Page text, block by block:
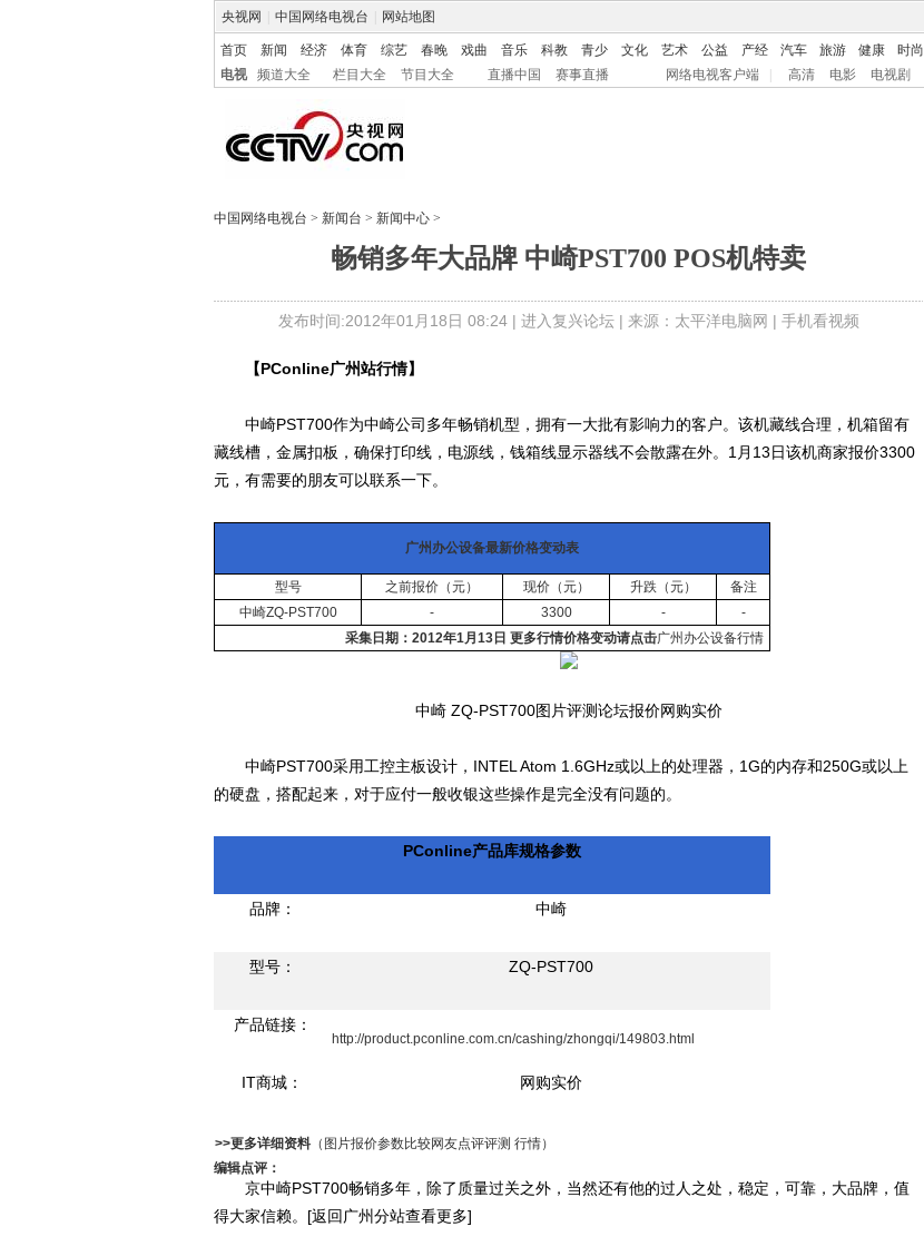
央视网 中国网络电视台 网站地图
首页 新闻 经济 体育 综艺 春晚 戏曲 音乐 科教 青少 文化 艺术 公益 产经 汽车 旅游 健康 时尚
电视
频道大全 栏目大全 节目大全 直播中国 赛事直播 网络电视客户端 高清 电影 电视剧
中国网络电视台 > 新闻台 > 新闻中心 >
畅销多年大品牌 中崎PST700 POS机特卖
发布时间:2012年01月18日 08:24 | 进入复兴论坛| 来源：太平洋电脑网 | 手机看视频
【PConline广州站行情】
中崎PST700作为中崎公司多年畅销机型，拥有一大批有影响力的客户。该机藏线合理，机箱留有
藏线槽，金属扣板，确保打印线，电源线，钱箱线显示器线不会散露在外。1月13日该机商家报价3300
元，有需要的朋友可以联系一下。
广州办公设备最新价格变动表
型号 之前报价（元） 现价（元） 升跌（元）
备注
中崎ZQ-PST700
- 3300 -
-
采集日期：2012年1月13日 更多行情价格变动请点击广州办公设备行情
中崎 ZQ-PST700图片评测论坛报价网购实价
中崎PST700采用工控主板设计，INTEL Atom 1.6GHz或以上的处理器，1G的内存和250G或以上
的硬盘，搭配起来，对于应付一般收银这些操作是完全没有问题的。
PConline产品库规格参数
品牌： 中崎
型号： ZQ-PST700
产品链接：
http://product.pconline.com.cn/cashing/zhongqi/149803.html
IT商城： 网购实价
>>更多详细资料 （图片报价参数比较网友点评评测 行情）
编辑点评：
京中崎PST700畅销多年，除了质量过关之外，当然还有他的过人之处，稳定，可靠，大品牌，值
得大家信赖。[返回广州分站查看更多]